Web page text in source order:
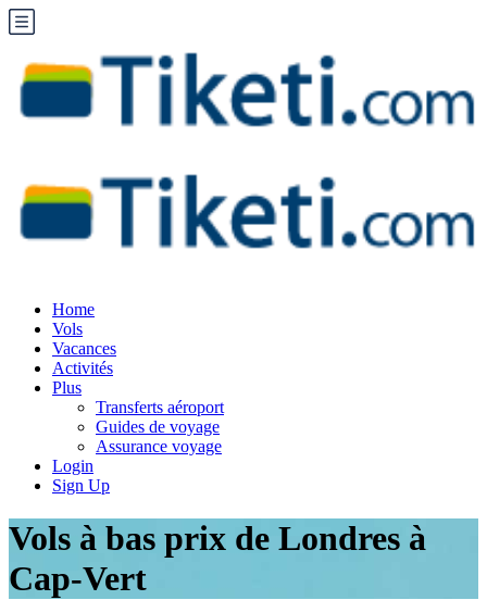
Home
Vols
Vacances
Activités
Plus
Transferts aéroport
Guides de voyage
Assurance voyage
Login
Sign Up
Vols à bas prix de Londres à
Cap-Vert